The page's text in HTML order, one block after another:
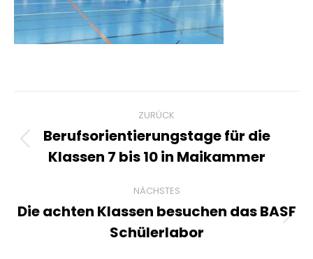
ZURÜCK
Vorheriger
Beitrag:
Berufsorientierungstage für die
Klassen 7 bis 10 in Maikammer
NÄCHSTES
Beitrag:
Die achten Klassen besuchen das BASF
Schülerlabor